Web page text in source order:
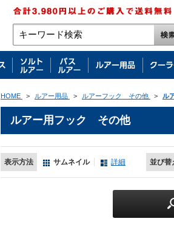
HOME > ルアー用品 > ルアーフック その他 > ル
ルアー用フック その他
表示方法 サムネイル 詳細 並び替